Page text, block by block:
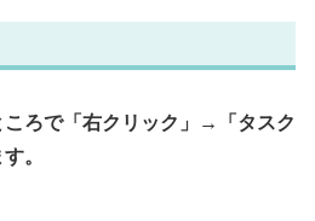
ろで「右クリック」→「タスク
。